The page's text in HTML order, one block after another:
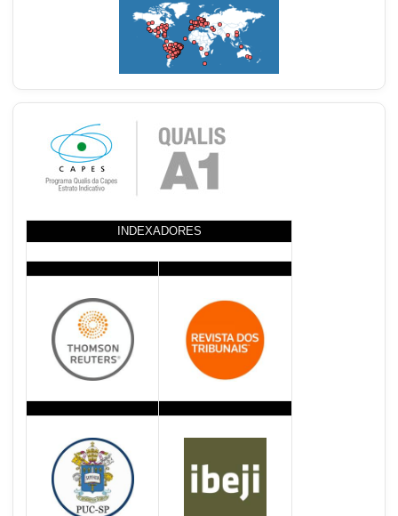
INDEXADORES